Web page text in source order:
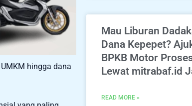
hingga dana
Mau Liburan
Dana Kepepet?
BPKB Motor
Lewat mitrabaf.id
READ MORE »